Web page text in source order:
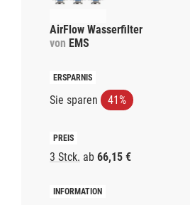
AirFlow Wasserfilter
von EMS
Sie sparen 41%
3 Stck. ab 66,15 €